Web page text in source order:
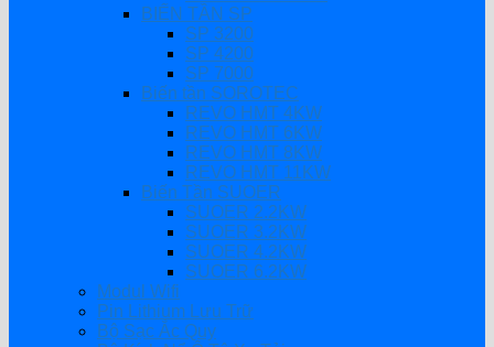
BIẾN TẦN SP
SP 3200
SP 4200
SP 7000
Biến tần SOROTEC
REVO HMT 4KW
REVO HMT 6KW
REVO HMT 8KW
REVO HMT 11KW
Biến Tần SUOER
SUOER 2.2KW
SUOER 3.2KW
SUOER 4.2KW
SUOER 6.2KW
Modul Wifi
Pin Lithium Lưu Trữ
Bộ Sạc Ắc Quy